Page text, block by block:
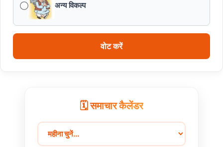
अन्य विकल्प
वोट करें
🗓️ समाचार कैलेंडर